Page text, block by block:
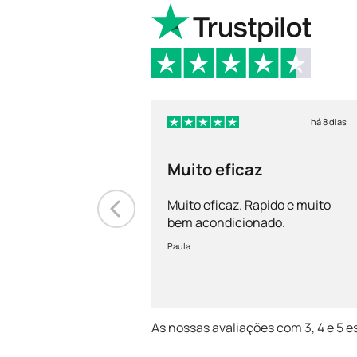
há 8 dias
Muito eficaz
Muito eficaz. Rapido e muito
bem acondicionado.
Paula
As nossas avaliações com 3, 4 e 5